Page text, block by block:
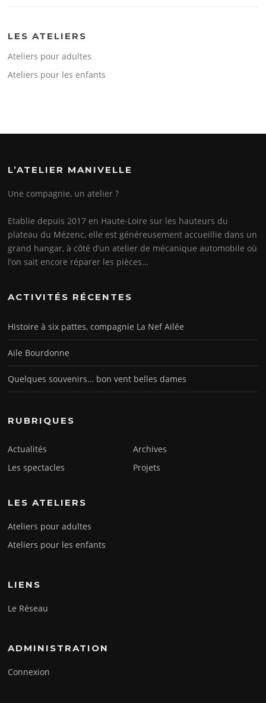
LES ATELIERS
Ateliers pour adultes
Ateliers pour les enfants
L’ATELIER MANIVELLE
Une compagnie, un atelier ?
Etablie depuis 2017 en Haute-Loire sur les hauteurs du
plateau du Mézenc, elle est généreusement accueillie dans un
grand hangar, à côté d’un atelier de mécanique automobile où
l’on sait encore réparer les pièces…
ACTIVITÉS RÉCENTES
Histoire à six pattes, compagnie La Nef Ailée
Aile Bourdonne
Quelques souvenirs… bon vent belles dames
RUBRIQUES
Actualités
Archives
Les spectacles
Projets
LES ATELIERS
Ateliers pour adultes
Ateliers pour les enfants
LIENS
Le Réseau
ADMINISTRATION
Connexion